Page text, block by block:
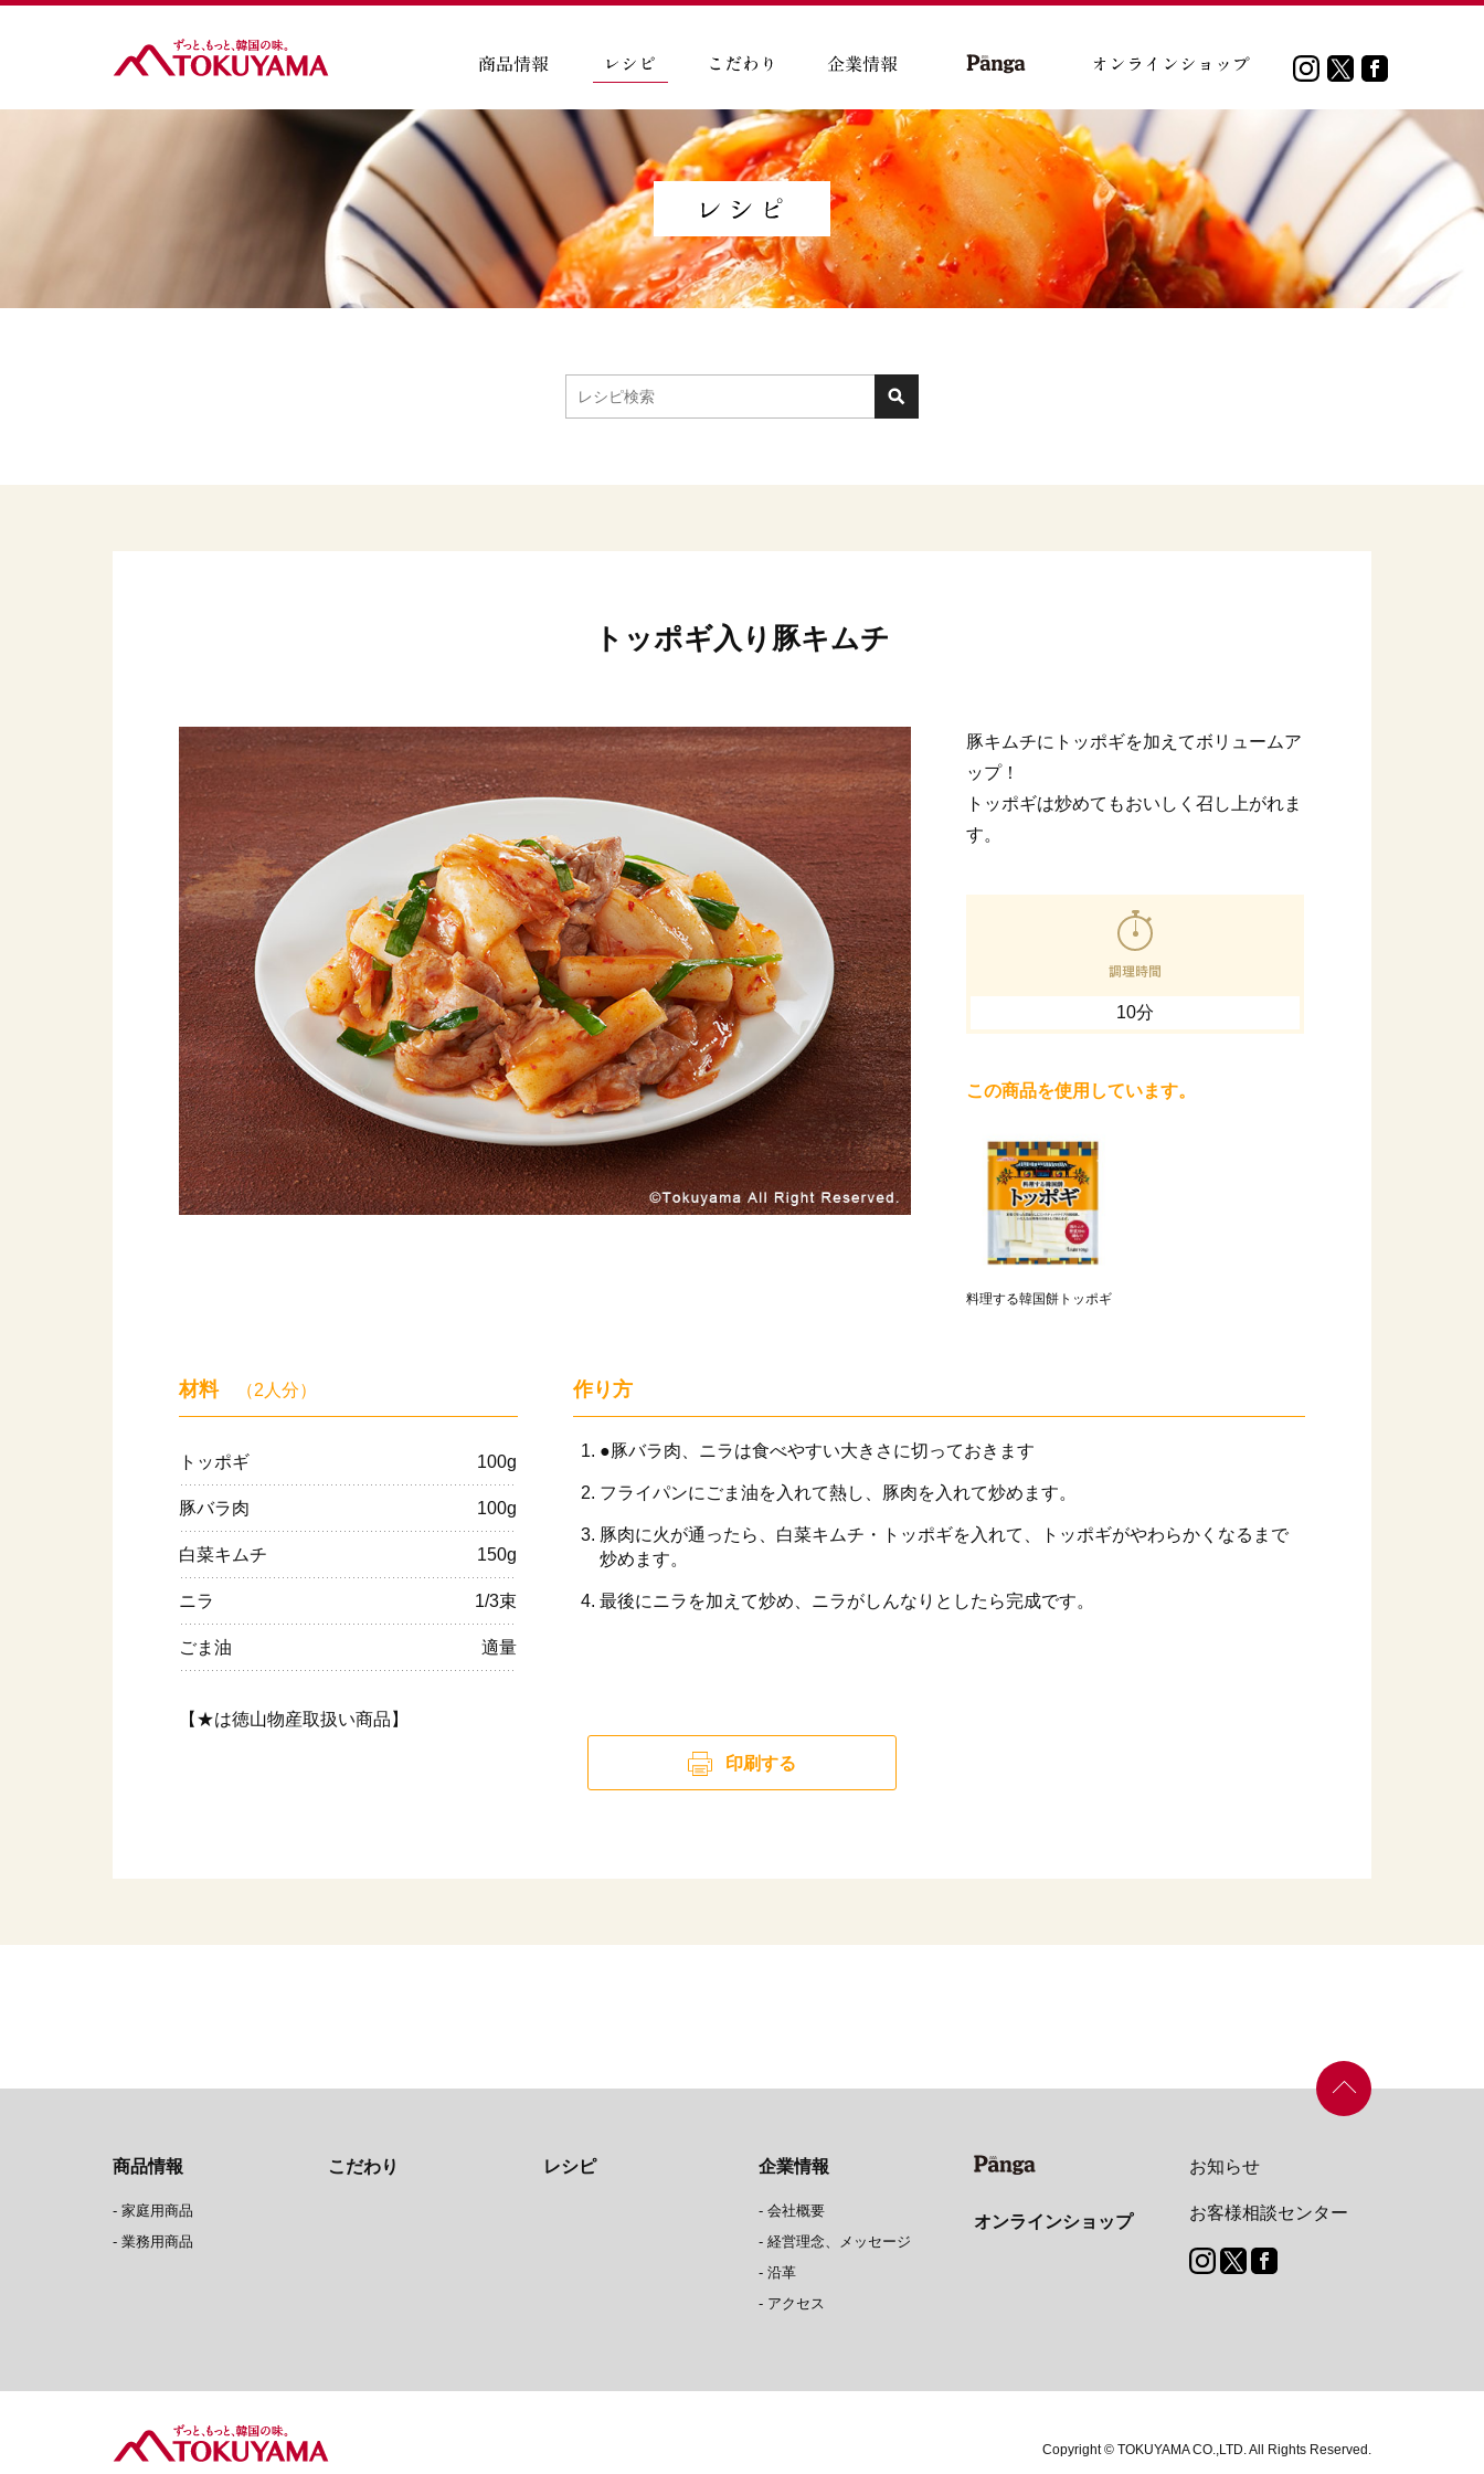
トッポギ入り豚キムチ
豚キムチにトッポギを加えてボリュームア
ップ！
トッポギは炒めてもおいしく召し上がれま
す。
10分
この商品を使用しています。
料理する韓国餅トッポギ
材料 （2人分）
トッポギ 100g
豚バラ肉 100g
白菜キムチ 150g
ニラ 1/3束
ごま油 適量
【★は徳山物産取扱い商品】
作り方
●豚バラ肉、ニラは食べやすい大きさに切っておきます
フライパンにごま油を入れて熱し、豚肉を入れて炒めます。
豚肉に火が通ったら、白菜キムチ・トッポギを入れて、トッポギがやわらかくなるまで
炒めます。
最後にニラを加えて炒め、ニラがしんなりとしたら完成です。
印刷する
商品情報
- 家庭用商品
- 業務用商品
こだわり レシピ 企業情報
- 会社概要
- 経営理念、メッセージ
- 沿革
- アクセス
オンラインショップ
お知らせ
お客様相談センター
Copyright © TOKUYAMA CO.,LTD.All Rights Reserved.